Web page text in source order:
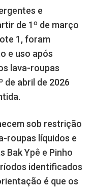
e
de 1º de março
1, foram
e uso após
lava-roupas
de abril de 2026
sob restrição
roupas líquidos e
Bak Ypê e Pinho
identificados
é que os